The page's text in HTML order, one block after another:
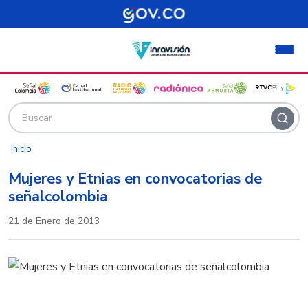
Pasar al contenido principal
Inicio
Mujeres y Etnias en convocatorias de
señalcolombia
21 de Enero de 2013